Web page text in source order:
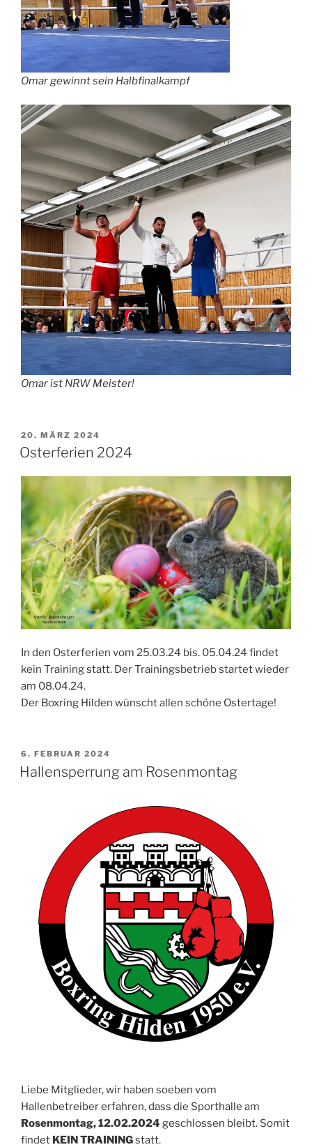
Omar gewinnt sein Halbfinalkampf
Omar ist NRW Meister!
VERÖFFENTLICHT
AM
20. MÄRZ 2024
Osterferien 2024
In den Osterferien vom 25.03.24 bis. 05.04.24 findet
kein Training statt. Der Trainingsbetrieb startet wieder
am 08.04.24.
Der Boxring Hilden wünscht allen schöne Ostertage!
VERÖFFENTLICHT
AM
6. FEBRUAR 2024
Hallensperrung am Rosenmontag
Liebe Mitglieder, wir haben soeben vom
Hallenbetreiber erfahren, dass die Sporthalle am
Rosenmontag, 12.02.2024 geschlossen bleibt. Somit
findet KEIN TRAININGstatt.